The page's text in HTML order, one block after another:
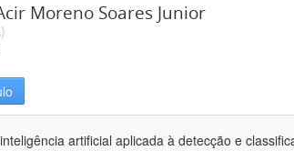
Moreno Soares Junior
inteligência artificial aplicada à detecção e